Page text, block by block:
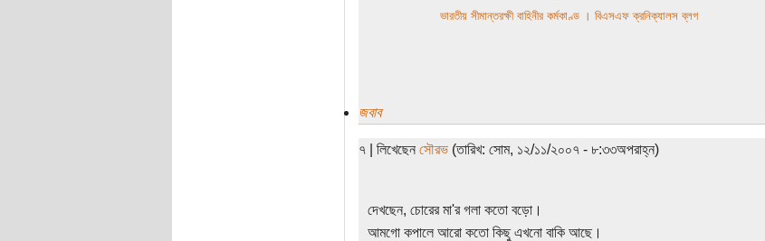
ভারতীয় সীমান্তরক্ষী বাহিনীর কর্মকাণ্ড । বিএসএফ ক্রনিক্যালস ব্লগ
জবাব
৭ | লিখেছেন সৌরভ(তারিখ: সোম, ১২/১১/২০০৭ - ৮:৩৩অপরাহ্ন)
দেখছেন, চোরের মা'র গলা কতো বড়ো।
আমগো কপালে আরো কতো কিছু এখনো বাকি আছে।